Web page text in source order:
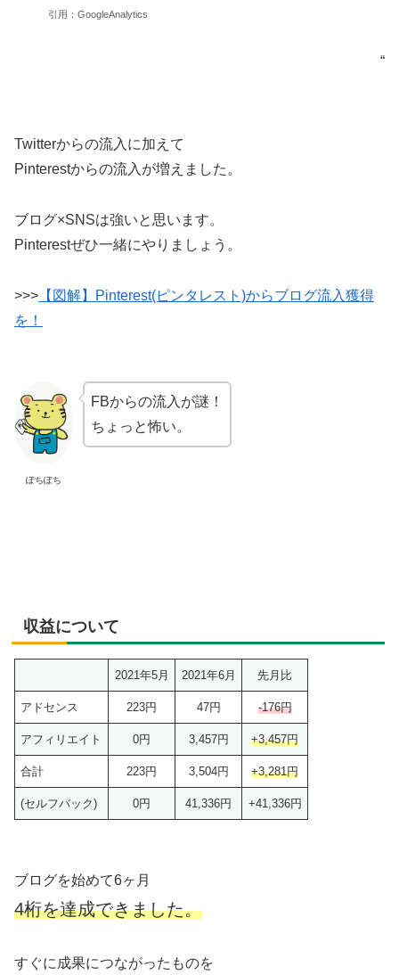
引用：GoogleAnalytics
“
Twitterからの流入に加えて
Pinterestからの流入が増えました。
ブログ×SNSは強いと思います。
Pinterestぜひ一緒にやりましょう。
>>> 【図解】Pinterest(ピンタレスト)からブログ流入獲得
を！
ぽちぽち
FBからの流入が謎！
ちょっと怖い。
収益について
2021年5月 2021年6月 先月比
アドセンス 223円 47円 -176円
アフィリエイト 0円 3,457円 +3,457円
合計 223円 3,504円 +3,281円
(セルフバック) 0円 41,336円 +41,336円
ブログを始めて6ヶ月
4桁を達成できました。
すぐに成果につながったものを